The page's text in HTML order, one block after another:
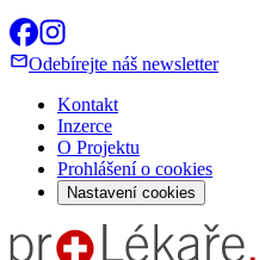
Odebírejte náš newsletter
Kontakt
Inzerce
O Projektu
Prohlášení o cookies
Nastavení cookies